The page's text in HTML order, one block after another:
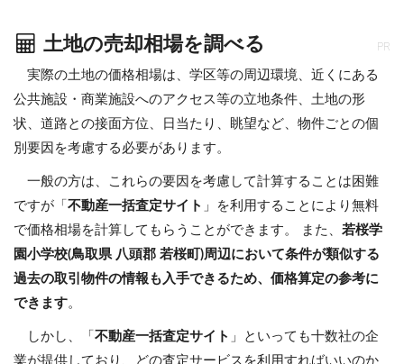
土地の売却相場を調べる PR
実際の土地の価格相場は、学区等の周辺環境、近くにある
公共施設・商業施設へのアクセス等の立地条件、土地の形
状、道路との接面方位、日当たり、眺望など、物件ごとの個
別要因を考慮する必要があります。
一般の方は、これらの要因を考慮して計算することは困難
ですが「 不動産一括査定サイト 」を利用することにより無料
で価格相場を計算してもらうことができます。 また、 若桜学
園小学校(鳥取県 八頭郡 若桜町)周辺において条件が類似する
過去の取引物件の情報も入手できるため、価格算定の参考に
できます。
しかし、「 不動産一括査定サイト 」といっても十数社の企
業が提供しており、どの査定サービスを利用すればいいのか